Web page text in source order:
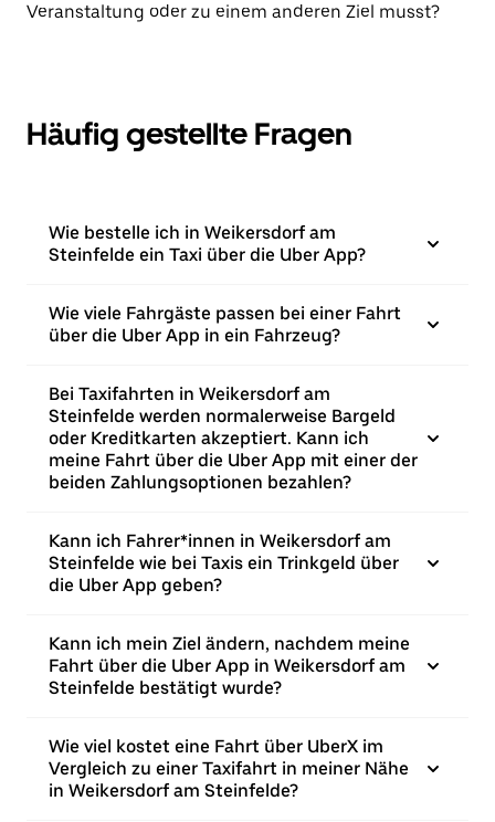
Veranstaltung oder zu einem anderen Ziel musst?
Häufig gestellte Fragen
Wie bestelle ich in Weikersdorf am
Steinfelde ein Taxi über die Uber App?
Wie viele Fahrgäste passen bei einer Fahrt
über die Uber App in ein Fahrzeug?
Bei Taxifahrten in Weikersdorf am
Steinfelde werden normalerweise Bargeld
oder Kreditkarten akzeptiert. Kann ich
meine Fahrt über die Uber App mit einer der
beiden Zahlungsoptionen bezahlen?
Kann ich Fahrer*innen in Weikersdorf am
Steinfelde wie bei Taxis ein Trinkgeld über
die Uber App geben?
Kann ich mein Ziel ändern, nachdem meine
Fahrt über die Uber App in Weikersdorf am
Steinfelde bestätigt wurde?
Wie viel kostet eine Fahrt über UberX im
Vergleich zu einer Taxifahrt in meiner Nähe
in Weikersdorf am Steinfelde?